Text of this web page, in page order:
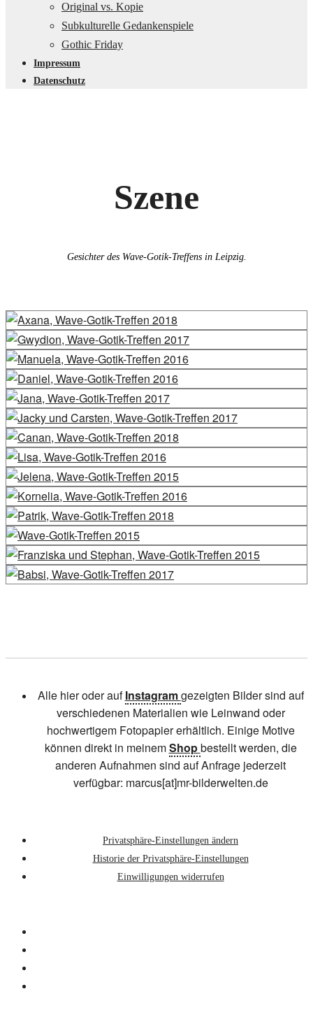
Original vs. Kopie
Subkulturelle Gedankenspiele
Gothic Friday
Impressum
Datenschutz
Szene
Gesichter des Wave-Gotik-Treffens in Leipzig.
Alle hier oder aufInstagramgezeigten Bilder sind auf
verschiedenen Materialien wie Leinwand oder
hochwertigem Fotopapier erhältlich. Einige Motive
können direkt in meinemShopbestellt werden, die
anderen Aufnahmen sind auf Anfrage jederzeit
verfügbar: marcus[at]mr-bilderwelten.de
Privatsphäre-Einstellungen ändern
Historie der Privatsphäre-Einstellungen
Einwilligungen widerrufen